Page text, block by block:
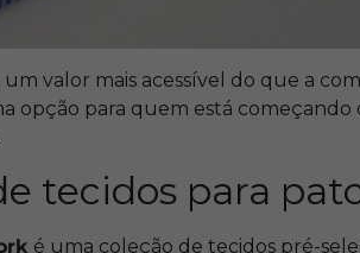
valor mais acessível do que a
opção para quem está
tecidos para
é uma coleção de tecidos pré-